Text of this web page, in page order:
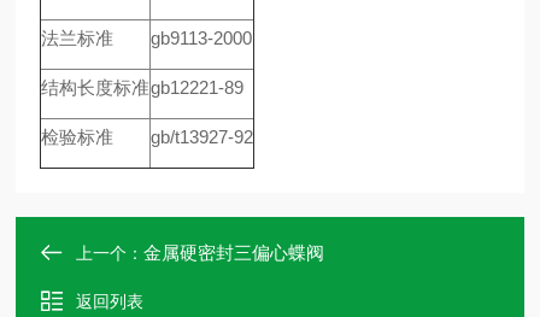
法兰标准 gb9113-2000
结构长度标准gb12221-89
检验标准 gb/t13927-92
上一个：金属硬密封三偏心蝶阀
返回列表